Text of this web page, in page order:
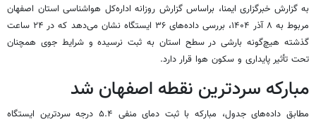
به گزارش خبرگزاری ایمنا، براساس گزارش روزانه اداره‌کل هواشناسی استان اصفهان
مربوط به ۸ آذر ۱۴۰۴، بررسی داده‌های ۳۶ ایستگاه نشان می‌دهد که در ۲۴ ساعت
گذشته هیچ‌گونه بارشی در سطح استان به ثبت نرسیده و شرایط جوی همچنان
تحت تأثیر پایداری و سکون هوا قرار دارد.
مبارکه سردترین نقطه اصفهان شد
مطابق داده‌های جدول، مبارکه با ثبت دمای منفی ۵.۴ درجه سردترین ایستگاه